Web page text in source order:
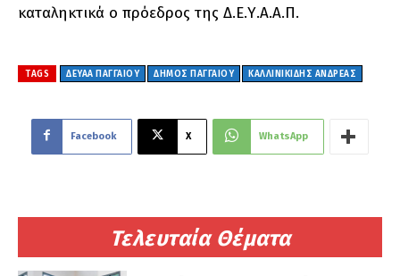
Τελευταία Θέματα
καταληκτικά ο πρόεδρος της Δ.Ε.Υ.Α.Α.Π.
TAGS ΔΕΥΑΑ ΠΑΓΓΑΙΟΥ ΔΗΜΟΣ ΠΑΓΓΑΙΟΥ ΚΑΛΛΙΝΙΚΙΔΗΣ ΑΝΔΡΕΑΣ
Facebook X WhatsApp